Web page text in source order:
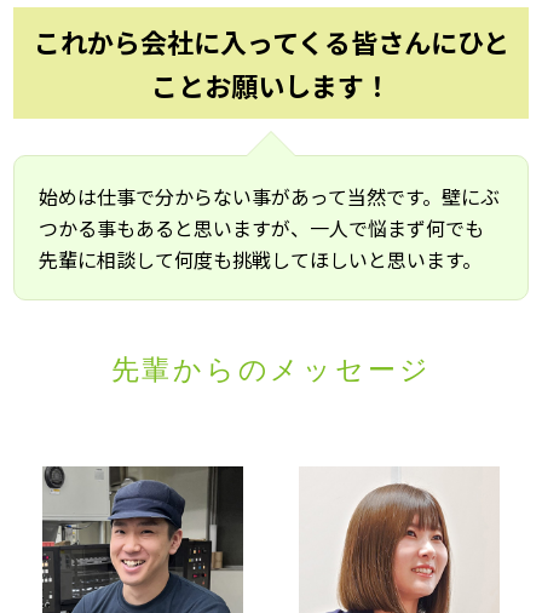
これから会社に入ってくる皆さんにひと
ことお願いします！
始めは仕事で分からない事があって当然です。壁にぶ
つかる事もあると思いますが、一人で悩まず何でも
先輩に相談して何度も挑戦してほしいと思います。
先輩からのメッセージ